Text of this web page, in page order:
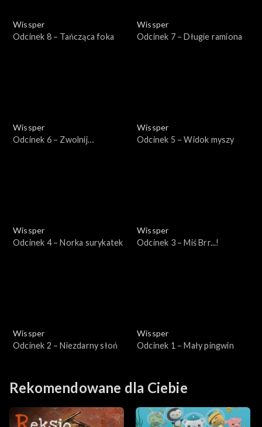
Wissper
Odcinek 8 – Tańcząca foka
Wissper
Odcinek 7 – Długie ramiona
Wissper
Odcinek 6 – Zwolnij
Wissper
Odcinek 5 – Widok myszy
Wissper
Odcinek 4 – Norka surykatek
Wissper
Odcinek 3 – Miś Brr...!
Wissper
Odcinek 2 – Niezdarny słoń
Wissper
Odcinek 1 – Mały pingwin
Rekomendowane dla Ciebie